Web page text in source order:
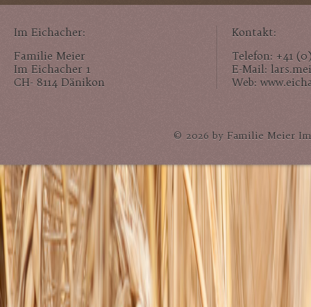
Im Eichacher:
Familie Meier
Im Eichacher 1
CH- 8114 Dänikon
Kontakt:
Telefon: +41
E-Mail:
Web:
© 2026 by Familie Meier